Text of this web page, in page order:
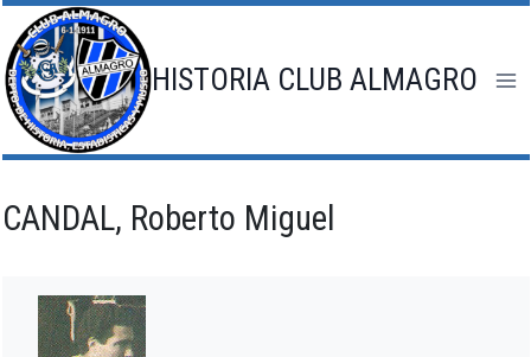
Saltar
al
contenido
HISTORIA CLUB ALMAGRO
CANDAL, Roberto Miguel